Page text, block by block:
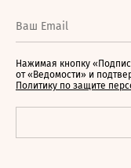
Нажимая кнопку
от «Ведомости» и
Политику по защите